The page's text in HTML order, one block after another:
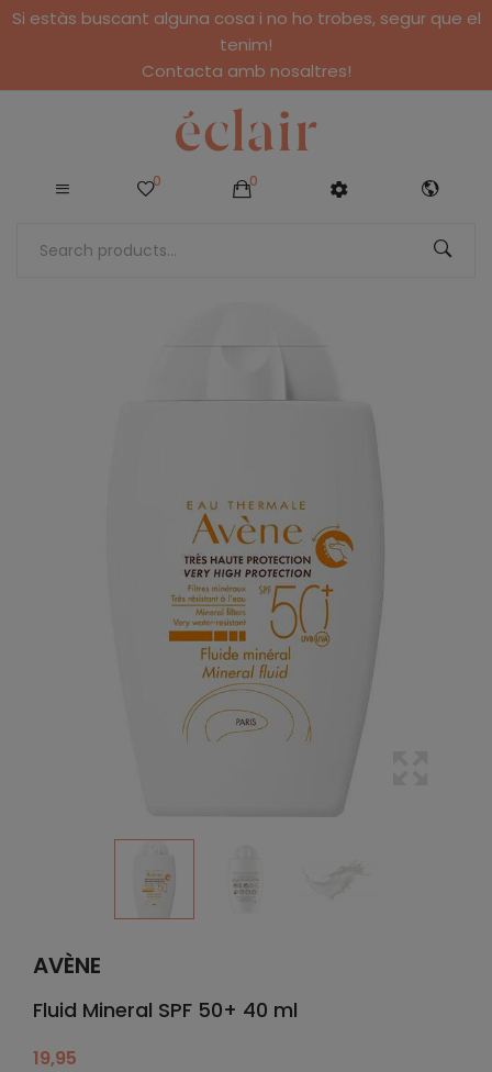
Si estàs buscant alguna cosa i no ho trobes, segur que el
tenim!
Contacta amb nosaltres!
0 0
AVÈNE
Fluid Mineral SPF 50+ 40 ml
19,95